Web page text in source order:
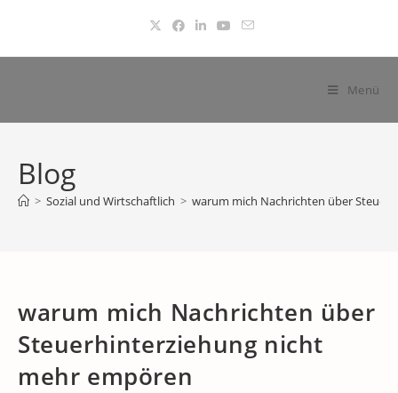
springen
Menü
Blog
> Sozial und Wirtschaftlich > warum mich Nachrichten über
warum mich Nachrichten über
Steuerhinterziehung nicht
mehr empören